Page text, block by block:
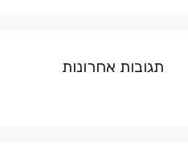
תגובות אחרונות